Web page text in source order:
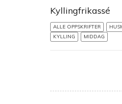
Kyllingfrikassé
ALLE OPPSKRIFTER
KYLLING
MIDDAG